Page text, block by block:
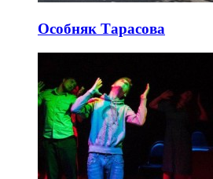
Особняк Тарасова